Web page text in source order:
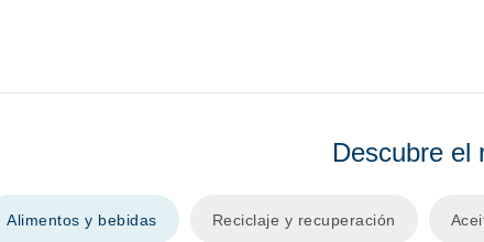
Descubre el
Alimentos y bebidas Reciclaje y recuperación